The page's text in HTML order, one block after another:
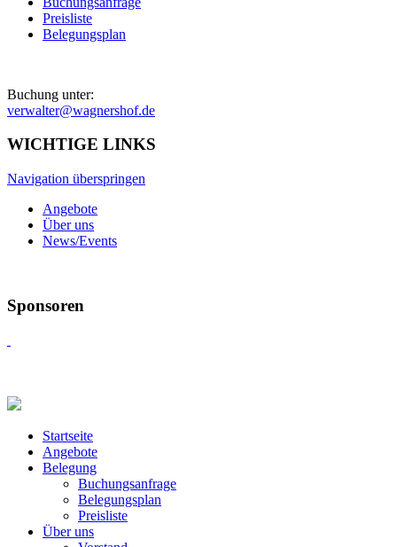
Preisliste
Belegungsplan
Buchung unter:
verwalter@wagnershof.de
WICHTIGE LINKS
Navigation überspringen
Angebote
Über uns
News/Events
Sponsoren
Startseite
Angebote
Belegung
Buchungsanfrage
Belegungsplan
Preisliste
Über uns